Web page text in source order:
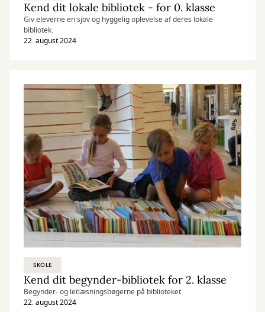
Kend dit lokale bibliotek - for 0. klasse
Giv eleverne en sjov og hyggelig oplevelse af deres lokale
bibliotek.
22. august 2024
SKOLE
Kend dit begynder-bibliotek for 2. klasse
Begynder- og letlæsningsbøgerne på biblioteket.
22. august 2024